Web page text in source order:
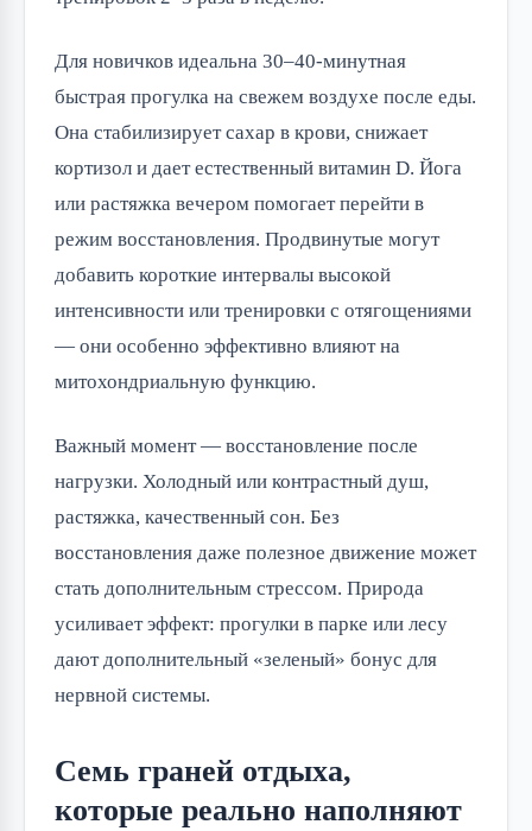
Для новичков идеальна 30–40-минутная
быстрая прогулка на свежем воздухе после еды.
Она стабилизирует сахар в крови, снижает
кортизол и дает естественный витамин D. Йога
или растяжка вечером помогает перейти в
режим восстановления. Продвинутые могут
добавить короткие интервалы высокой
интенсивности или тренировки с отягощениями
— они особенно эффективно влияют на
митохондриальную функцию.
Важный момент — восстановление после
нагрузки. Холодный или контрастный душ,
растяжка, качественный сон. Без
восстановления даже полезное движение может
стать дополнительным стрессом. Природа
усиливает эффект: прогулки в парке или лесу
дают дополнительный «зеленый» бонус для
нервной системы.
Семь граней отдыха,
которые реально наполняют